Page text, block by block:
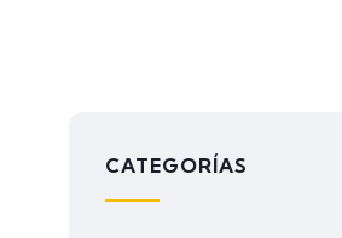
CATEGORÍAS